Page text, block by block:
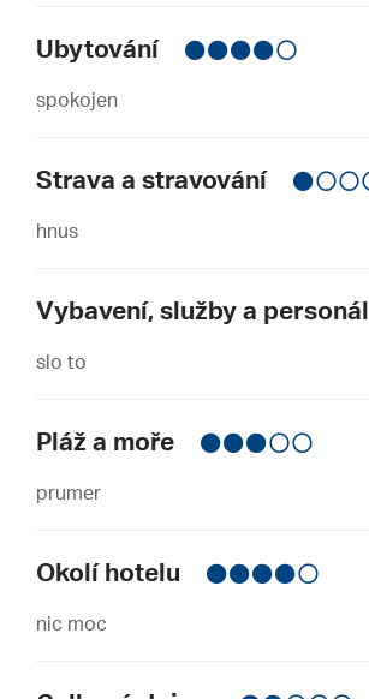
Ubytování
spokojen
Strava a stravování
hnus
Vybavení, služby a personál
slo to
Pláž a moře
prumer
Okolí hotelu
nic moc